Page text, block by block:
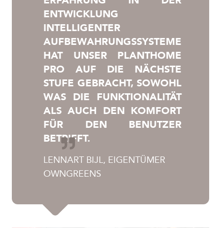
ENTWICKLUNG
INTELLIGENTER
AUFBEWAHRUNGSSYSTEME
HAT UNSER PLANTHOME
PRO AUF DIE NÄCHSTE
STUFE GEBRACHT, SOWOHL
WAS DIE FUNKTIONALITÄT
ALS AUCH DEN KOMFORT
FÜR DEN BENUTZER
BETRIFFT.
LENNART BIJL, EIGENTÜMER
OWNGREENS